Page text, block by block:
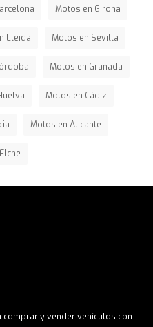
Motos en Girona
Lleida Motos en Sevilla
Motos en Granada
Motos en Cádiz
Motos en Alicante
y vender vehículos con